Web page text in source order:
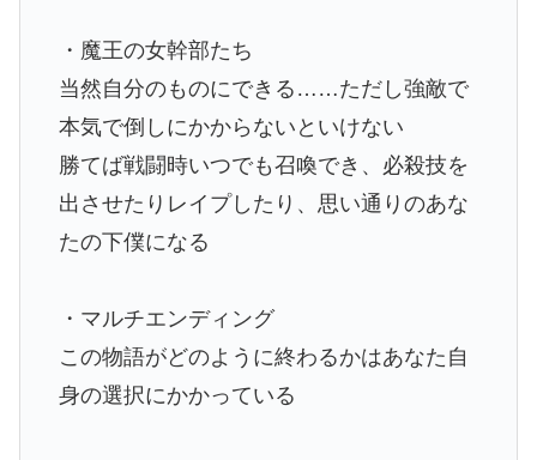
・魔王の女幹部たち
当然自分のものにできる……ただし強敵で
本気で倒しにかからないといけない
勝てば戦闘時いつでも召喚でき、必殺技を
出させたりレイプしたり、思い通りのあな
たの下僕になる
・マルチエンディング
この物語がどのように終わるかはあなた自
身の選択にかかっている